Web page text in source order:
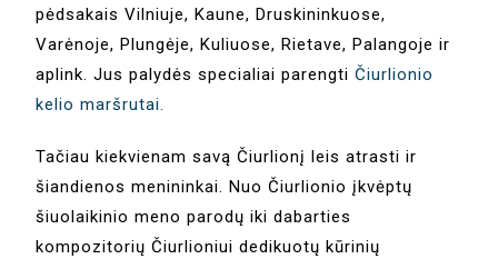
pėdsakais Vilniuje, Kaune, Druskininkuose,
Varėnoje, Plungėje, Kuliuose, Rietave, Palangoje ir
aplink. Jus palydės specialiai parengtiČiurlionio
kelio maršrutai.
Tačiau kiekvienam savą Čiurlionį leis atrasti ir
šiandienos menininkai. Nuo Čiurlionio įkvėptų
šiuolaikinio meno parodų iki dabarties
kompozitorių Čiurlioniui dedikuotų kūrinių